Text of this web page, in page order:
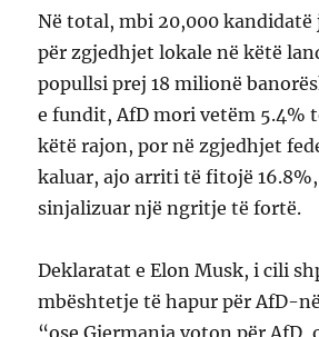
Në total, mbi 20,000
për zgjedhjet lokale në këtë
popullsi prej 18 milionë
e fundit, AfD mori vetëm 5.4%
këtë rajon, por në zgjedhjet
kaluar, ajo arriti të fitojë
sinjalizuar një ngritje të fortë.
Deklaratat e Elon Musk, i cili
mbështetje të hapur për AfD-